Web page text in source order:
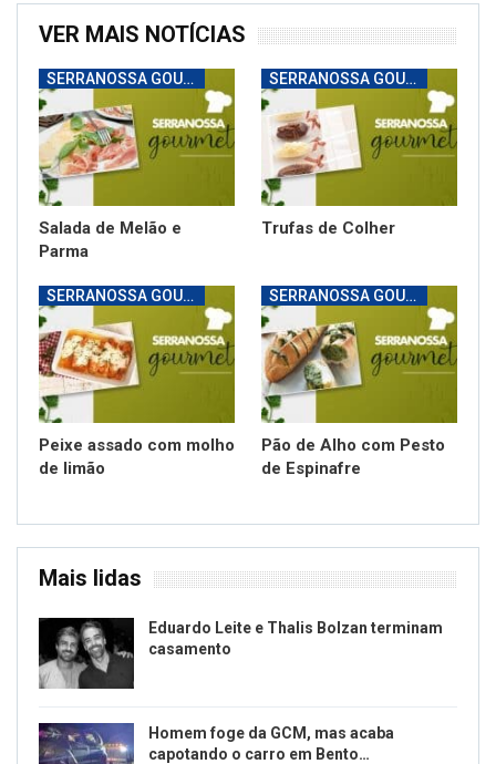
VER MAIS NOTÍCIAS
SERRANOSSA GOURMET
Salada de Melão e
Parma
SERRANOSSA GOURMET
Trufas de Colher
SERRANOSSA GOURMET
Peixe assado com molho
de limão
SERRANOSSA GOURMET
Pão de Alho com Pesto
de Espinafre
Mais lidas
Eduardo Leite e Thalis Bolzan terminam
casamento
Homem foge da GCM, mas acaba
capotando o carro em Bento…